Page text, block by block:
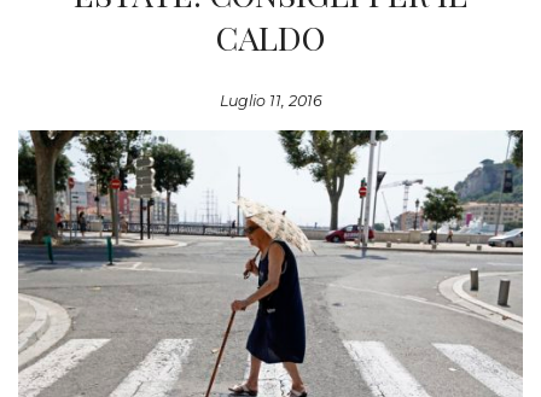
CALDO
Luglio 11, 2016